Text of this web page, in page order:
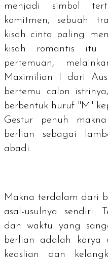
menjadi simbol
komitmen, sebuah
kisah cinta paling
kisah romantis itu
pertemuan,
Maximilian I dari
bertemu calon
berbentuk huruf "M"
Gestur penuh
berlian sebagai
abadi.
Makna terdalam dari
asal-usulnya sendiri.
dan waktu yang
berlian adalah karya
keaslian dan